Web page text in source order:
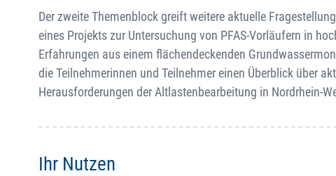
Der zweite Themenblock greift weitere aktuelle
eines Projekts zur Untersuchung von PFAS-Vorläufern in
Erfahrungen aus einem flächendeckenden
die Teilnehmerinnen und Teilnehmer einen Überblick über
Herausforderungen der Altlastenbearbeitung in Nordrhein-
Ihr Nutzen